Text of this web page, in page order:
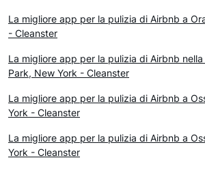
La migliore app per la pulizia di Airbnb a
- Cleanster
La migliore app per la pulizia di Airbnb
Park, New York - Cleanster
La migliore app per la pulizia di Airbnb a
York - Cleanster
La migliore app per la pulizia di Airbnb a
York - Cleanster